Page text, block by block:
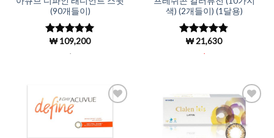
(90개들이)
5 중에서
로 평
₩109,200
색) (2개들이) (1달용)
5 중에서
로 평
₩21,630
Wishlist
Add to
Wishlist